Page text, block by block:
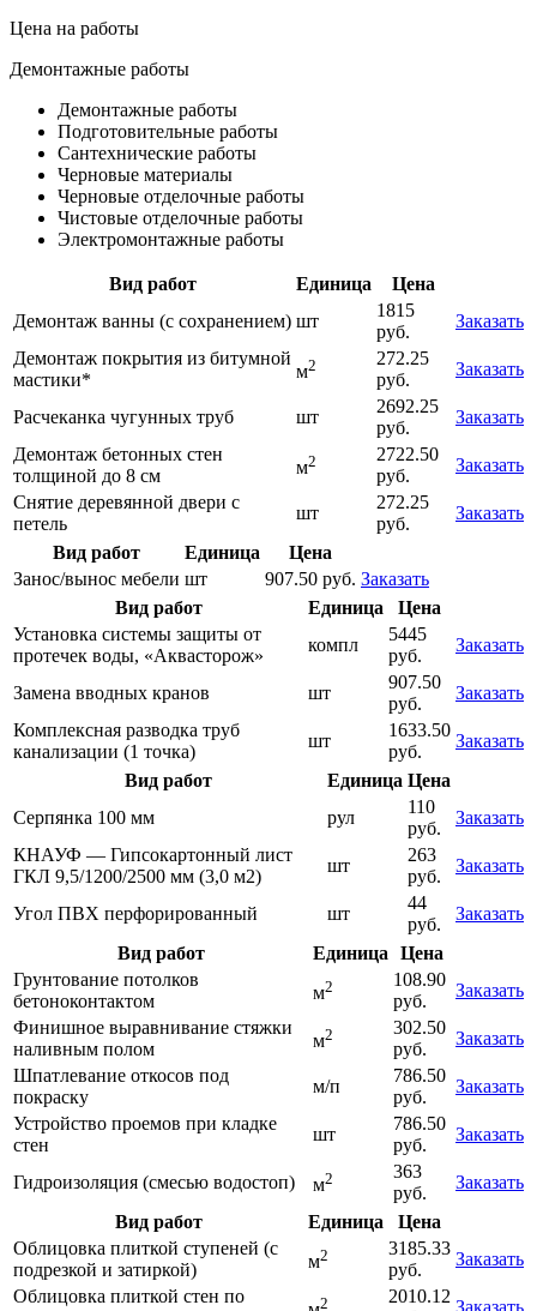
Цена на работы
Демонтажные работы
Демонтажные работы
Подготовительные работы
Сантехнические работы
Черновые материалы
Черновые отделочные работы
Чистовые отделочные работы
Электромонтажные работы
Вид работ Единица
Цена
Демонтаж ванны (с сохранением) шт
1815
руб.
Заказать
Демонтаж покрытия из битумной
мастики*
м2
272.25
руб.
Заказать
Расчеканка чугунных труб шт
2692.25
руб.
Заказать
Демонтаж бетонных стен
толщиной до 8 см
м2
2722.50
руб.
Заказать
Снятие деревянной двери с
петель
шт
272.25
руб.
Заказать
Вид работ
Единица
Цена
Занос/вынос мебели шт 907.50 руб. Заказать
Вид работ
Единица
Цена
Установка системы защиты от
протечек воды, «Аквасторож»
компл
5445
руб.
Заказать
Замена вводных кранов шт
907.50
руб.
Заказать
Комплексная разводка труб
канализации (1 точка)
шт
1633.50
руб.
Заказать
Вид работ
Единица Цена
Серпянка 100 мм
рул
110
руб.
Заказать
КНАУФ — Гипсокартонный лист
ГКЛ 9,5/1200/2500 мм (3,0 м2)
шт
263
руб.
Заказать
Угол ПВХ перфорированный шт
44
руб.
Заказать
Вид работ
Единица Цена
Грунтование потолков
бетоноконтактом
м2
108.90
руб.
Заказать
Финишное выравнивание стяжки
наливным полом
м2
302.50
руб.
Заказать
Шпатлевание откосов под
покраску
м/п
786.50
руб.
Заказать
Устройство проемов при кладке
стен
шт
786.50
руб.
Заказать
Гидроизоляция (смесью водостоп) м2
363
руб.
Заказать
Вид работ
Единица
Цена
Облицовка плиткой ступеней (с
подрезкой и затиркой)
м2
3185.33
руб.
Заказать
Облицовка плиткой стен по
2
2010.12